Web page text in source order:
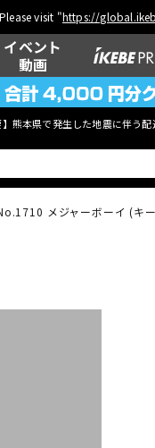
visit "https://
イベント
動画
】熊本県で発生した地震に伴う
メジャーボーイ (キ